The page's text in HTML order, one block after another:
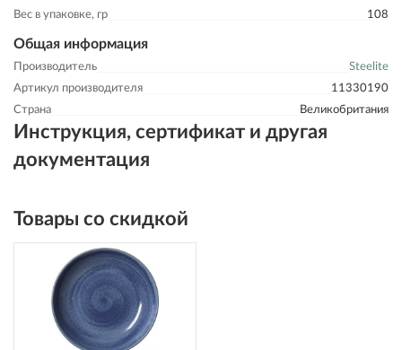
Вес в упаковке, гр
108
Общая информация
Производитель
Steelite
Артикул производителя
11330190
Страна
Великобритания
Инструкция, сертификат и другая
документация
Товары со скидкой